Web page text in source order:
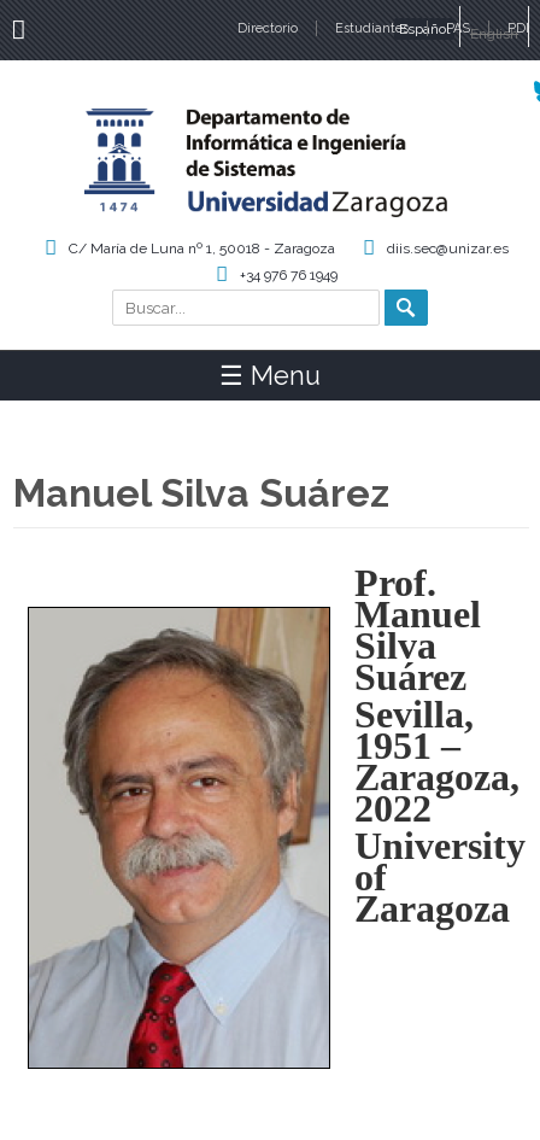
Directorio Estudiantes PAS PDI
Idiomas
Español English
Formulario de búsqueda
Buscar
C/ María de Luna nº 1, 50018 - Zaragoza
diis.sec@unizar.es
+34 976 76 1949
☰ Menu
Manuel Silva Suárez
Prof.
Manuel
Silva
Suárez
Sevilla,
1951 –
Zaragoza,
2022
University
of
Zaragoza